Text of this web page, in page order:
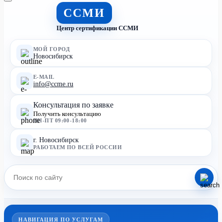
ССМИ
Центр сертификации ССМИ
МОЙ ГОРОД
Новосибирск
E-MAIL
info@ccme.ru
Консультация по заявке
Получить консультацию
ПН-ПТ 09:00-18:00
г. Новосибирск
РАБОТАЕМ ПО ВСЕЙ РОССИИ
НАВИГАЦИЯ ПО УСЛУГАМ